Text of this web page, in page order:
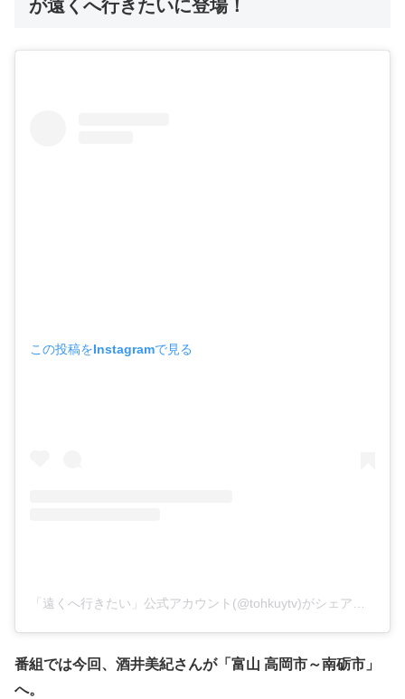
が遠くへ行きたいに登場！
この投稿をInstagramで見る
番組では今回、酒井美紀さんが「富山 高岡市～南砺市」
へ。